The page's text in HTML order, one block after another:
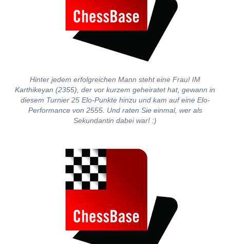
Hinter jedem erfolgreichen Mann steht eine Frau! IM
Karthikeyan (2355), der vor kurzem geheiratet hat, gewann in
diesem Turnier 25 Elo-Punkte hinzu und kam auf eine Elo-
Performance von 2555. Und raten Sie einmal, wer als
Sekundantin dabei war! :)